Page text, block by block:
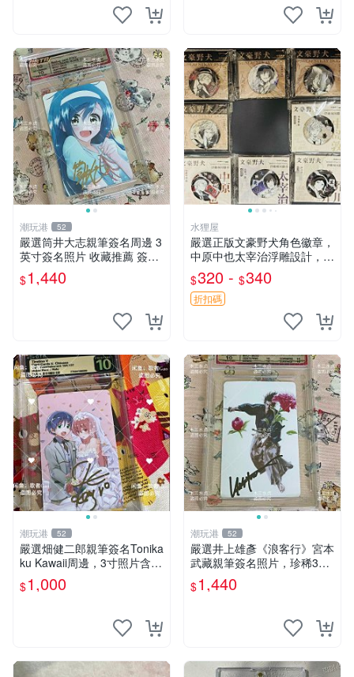
潮玩港 52
嚴選筒井大志親筆簽名周邊 3
英寸簽名照片 收藏推薦 簽名
周邊 3英寸 簽名 照片
$1,440
水狸屋
嚴選正版文豪野犬角色徽章，
中原中也太宰治浮雕設計，5
8mm馬口鐵質吧唧徽章，有
原袋可對光確認。國谷正品保
障，適合收藏。 中原中也 浮
$320 - $340
折扣碼
潮玩港 52
嚴選畑健二郎親筆簽名Tonika
ku Kawaii周邊，3寸照片含原
裝卡匣。收藏家直供，保真可
靠。 Tonikaku Kawaii 畑健二
$1,000
潮玩港 52
嚴選井上雄彥《浪客行》宮本
武藏親筆簽名照片，珍稀3英
寸國外直帶原圖實物 浪客行
紙質 簽名 宮本武藏
$1,440